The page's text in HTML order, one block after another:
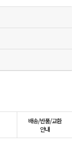
배송/반품/교환
안내